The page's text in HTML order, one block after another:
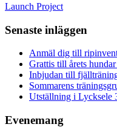
Launch Project
Primärt
sidofält
Senaste inläggen
Anmäl dig till
Grattis till årets
Inbjudan till
Sommarens
Utställning i Lycksele
Evenemang